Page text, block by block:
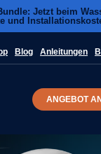
Jetzt beim
und
Blog Anleitungen
ANGEBOT